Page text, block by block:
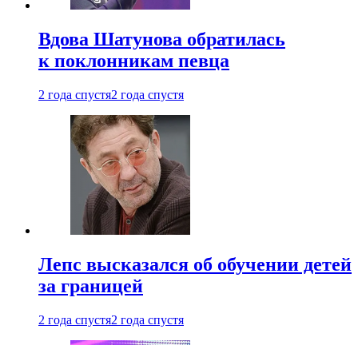
Вдова Шатунова обратилась
к поклонникам певца
2 года спустя2 года спустя
Лепс высказался об обучении детей
за границей
2 года спустя2 года спустя